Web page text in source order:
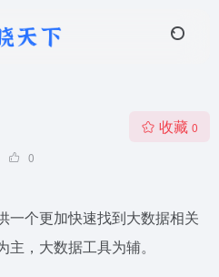
0
收藏 0
一个更加快速找到大数据相关
，大数据工具为辅。